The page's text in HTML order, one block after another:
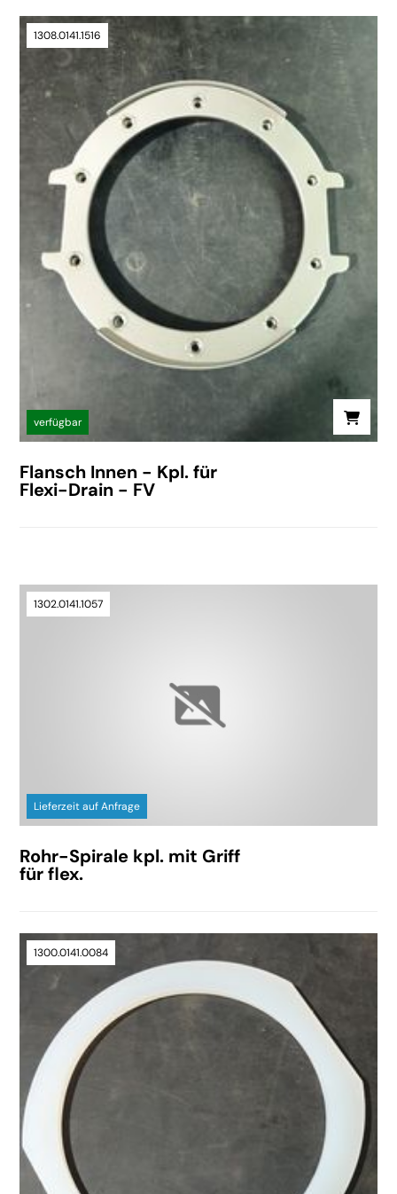
1308.0141.1516
verfügbar
Flansch Innen - Kpl. für
Flexi-Drain - FV
1302.0141.1057
Lieferzeit auf Anfrage
Rohr-Spirale kpl. mit Griff
für flex.
1300.0141.0084